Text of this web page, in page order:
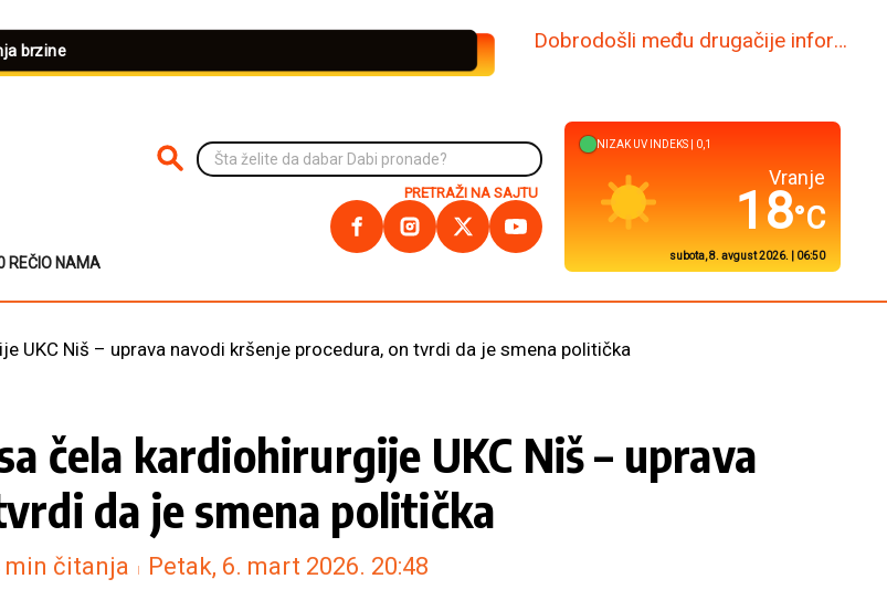
brzine www.dabi.rs
REČIO NAMA
PRETRAŽI NA SAJTU
PRETRAŽI NA SAJTU
NIZAKUV INDEKS | 0,1
Kuršumlija
20°C
subota, 8. avgust 2026. | 06:50
UKC Niš – uprava navodi kršenje procedura, on tvrdi da je smena politička
čela kardiohirurgije UKC Niš – uprava
da je smena politička
min čitanja Petak, 6. mart 2026. 20:48